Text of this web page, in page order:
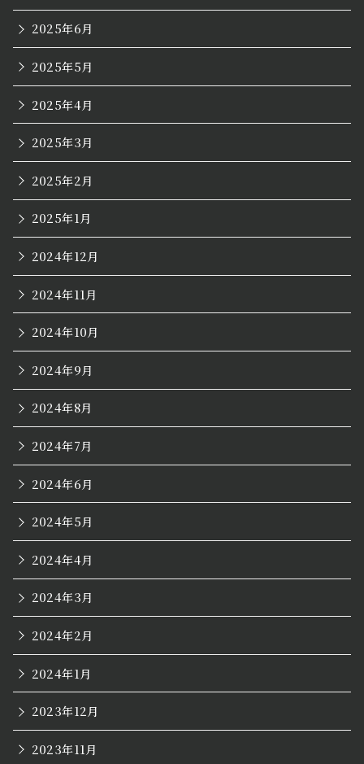
2025年6月
2025年5月
2025年4月
2025年3月
2025年2月
2025年1月
2024年12月
2024年11月
2024年10月
2024年9月
2024年8月
2024年7月
2024年6月
2024年5月
2024年4月
2024年3月
2024年2月
2024年1月
2023年12月
2023年11月